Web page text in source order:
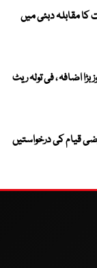
اور بھارت کا مقابلہ دبئی میں
اضافہ ، فی تولہ ریٹ
قیام کی درخواستیں